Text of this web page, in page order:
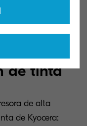
de tinta
de alta
de Kyocera: